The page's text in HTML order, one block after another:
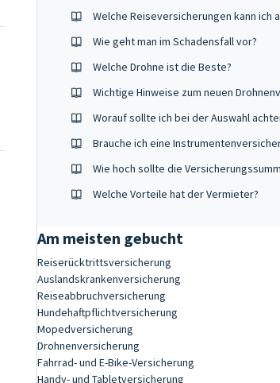
Wie geht man im Schadensfall vor?
Welche Drohne ist die Beste?
Worauf sollte ich bei der Auswahl
Brauche ich eine
Wie hoch sollte die
Welche Vorteile hat der Vermieter?
Am meisten gebucht
Reiserücktrittsversicherung
Auslandskrankenversicherung
Reiseabbruchversicherung
Hundehaftpflichtversicherung
Mopedversicherung
Drohnenversicherung
Fahrrad- und E-Bike-Versicherung
Handy- und Tabletversicherung